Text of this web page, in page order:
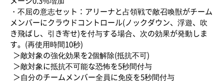
・不屈の意志セット：アリーナと占領戦で敵召喚獣がチーム
メンバーにクラウドコントロール(ノックダウン、浮遊、吹
き飛ばし、引き寄せ)を付与する場合、次の効果が発動しま
す。(再使用時間10秒)
＞敵対象の強化効果を2個解除(抵抗不可)
＞敵対象に抵抗不可能な恐怖を5秒間付与
＞自分のチームメンバー全員に免疫を5秒間付与